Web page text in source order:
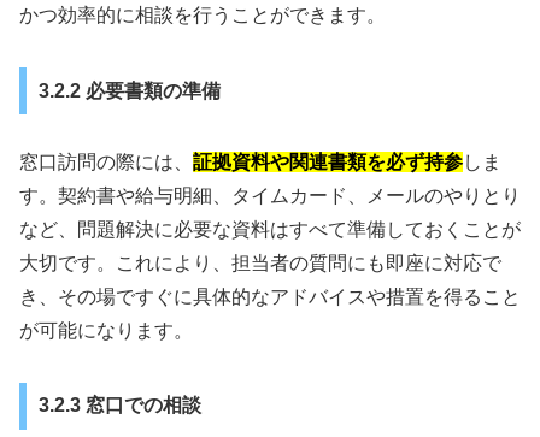
かつ効率的に相談を行うことができます。
3.2.2 必要書類の準備
窓口訪問の際には、 証拠資料や関連書類を必ず持参しま
す。契約書や給与明細、タイムカード、メールのやりとり
など、問題解決に必要な資料はすべて準備しておくことが
大切です。これにより、担当者の質問にも即座に対応で
き、その場ですぐに具体的なアドバイスや措置を得ること
が可能になります。
3.2.3 窓口での相談